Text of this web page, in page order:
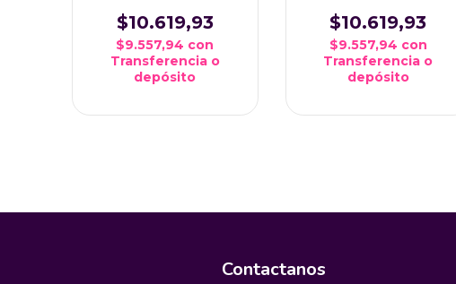
$10.619,93
$9.557,94 con
Transferencia o
depósito
$10.619,93
$9.557,94 con
Transferencia o
depósito
Contactanos